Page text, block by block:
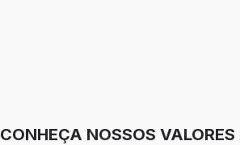
CONHEÇA NOSSOS